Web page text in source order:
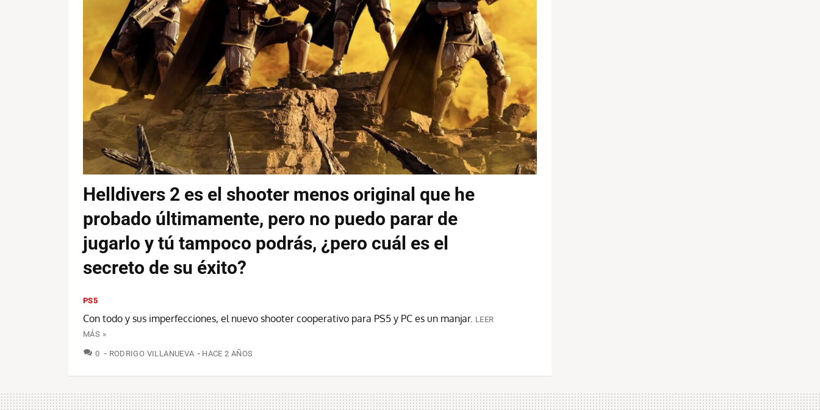
Helldivers 2 es el shooter menos original que he
probado últimamente, pero no puedo parar de
jugarlo y tú tampoco podrás, ¿pero cuál es el
secreto de su éxito?
PS5
Con todo y sus imperfecciones, el nuevo shooter cooperativo para PS5 y PC es un manjar. LEER
MÁS »
0 COMENTARIOS
RODRIGO VILLANUEVA HACE 2 AÑOS